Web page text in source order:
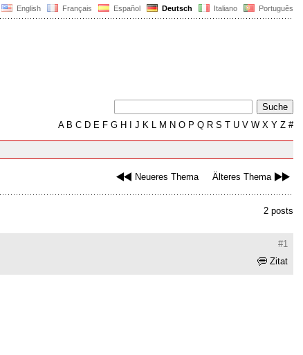
English Français Español Deutsch Italiano Português
AB C D E F G H J K L M N O P Q R S T U V W X Y Z #
Neueres Thema Älteres Thema
2 posts
#1
Zitat